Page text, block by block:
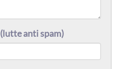
(lutte anti spam)